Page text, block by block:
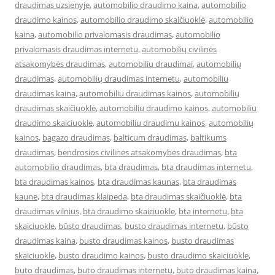
draudimas uzsienyje,automobilio draudimo kaina,automobilio
draudimo kainos,automobilio draudimo skaičiuoklė,automobilio
kaina,automobilio privalomasis draudimas,automobilio
privalomasis draudimas internetu,automobilių civilinės
atsakomybės draudimas,automobiliu draudimai,automobilių
draudimas,automobilių draudimas internetu,automobiliu
draudimas kaina,automobiliu draudimas kainos,automobilių
draudimas skaičiuoklė,automobiliu draudimo kainos,automobiliu
draudimo skaiciuokle,automobiliu draudimu kainos,automobilių
kainos, bagazo draudimas, balticum draudimas, baltikums
draudimas, bendrosios civilinės atsakomybės draudimas, bta
automobilio draudimas, bta draudimas, bta draudimas internetu,
bta draudimas kainos, bta draudimas kaunas, bta draudimas
kaune, bta draudimas klaipeda, bta draudimas skaičiuoklė, bta
draudimas vilnius, bta draudimo skaiciuokle, bta internetu, bta
skaiciuokle, būsto draudimas, busto draudimas internetu, būsto
draudimas kaina, busto draudimas kainos, busto draudimas
skaiciuokle, busto draudimo kainos, busto draudimo skaiciuokle,
buto draudimas, buto draudimas internetu, buto draudimas kaina,